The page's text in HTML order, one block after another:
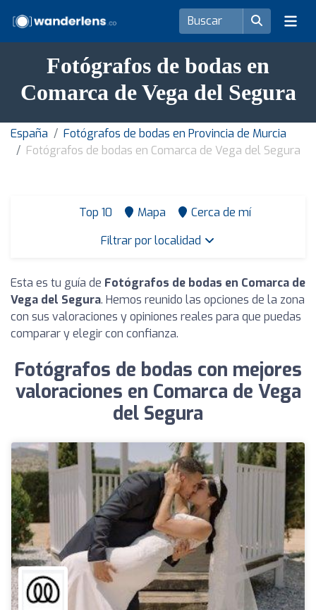
Fotógrafos de bodas en
Comarca de Vega del Segura
España
Fotógrafos de bodas en Provincia de Murcia
Fotógrafos de bodas en Comarca de Vega del Segura
Top 10 Mapa
Cerca de mí
Filtrar por localidad
Esta es tu guía de Fotógrafos de bodas en Comarca de
Vega del Segura. Hemos reunido las opciones de la zona
con sus valoraciones y opiniones reales para que puedas
comparar y elegir con confianza.
Fotógrafos de bodas con mejores
valoraciones en Comarca de Vega
del Segura